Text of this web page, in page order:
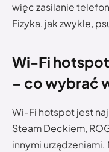
więc zasilanie
Fizyka, jak zwykle,
Wi-Fi
– co wybrać
Wi-Fi hotspot jest
Steam Deckiem,
innymi